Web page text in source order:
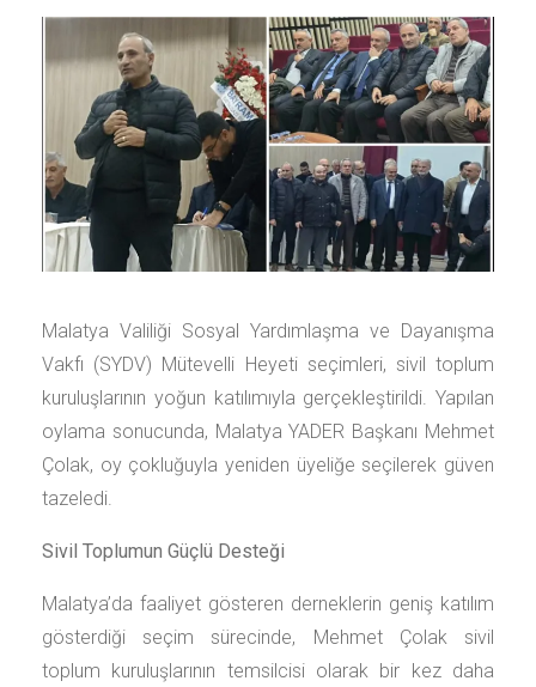
Malatya Valiliği Sosyal Yardımlaşma ve Dayanışma
Vakfı (SYDV) Mütevelli Heyeti seçimleri, sivil toplum
kuruluşlarının yoğun katılımıyla gerçekleştirildi. Yapılan
oylama sonucunda, Malatya YADER Başkanı Mehmet
Çolak, oy çokluğuyla yeniden üyeliğe seçilerek güven
tazeledi.
Sivil Toplumun Güçlü Desteği
Malatya’da faaliyet gösteren derneklerin geniş katılım
gösterdiği seçim sürecinde, Mehmet Çolak sivil
toplum kuruluşlarının temsilcisi olarak bir kez daha